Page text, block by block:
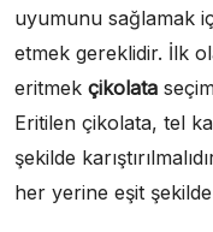
uyumunu sağlamak
etmek gereklidir. İlk
eritmek çikolata
Eritilen çikolata, tel
şekilde
her yerine eşit